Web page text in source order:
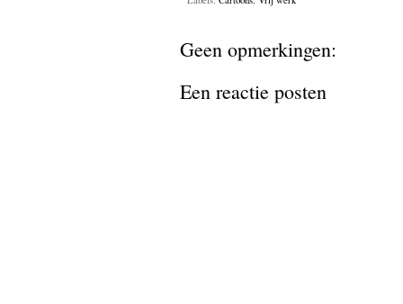
Geen opmerkingen:
Een reactie posten